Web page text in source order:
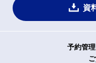
資
予約管